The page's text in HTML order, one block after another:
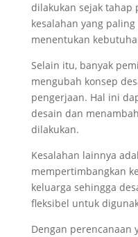
dilakukan sejak tahap
kesalahan yang
menentukan
Selain itu, banyak
mengubah konsep
pengerjaan. Hal ini
desain dan
dilakukan.
Kesalahan lainnya
mempertimbangkan
keluarga sehingga
fleksibel untuk
Dengan perencanaan